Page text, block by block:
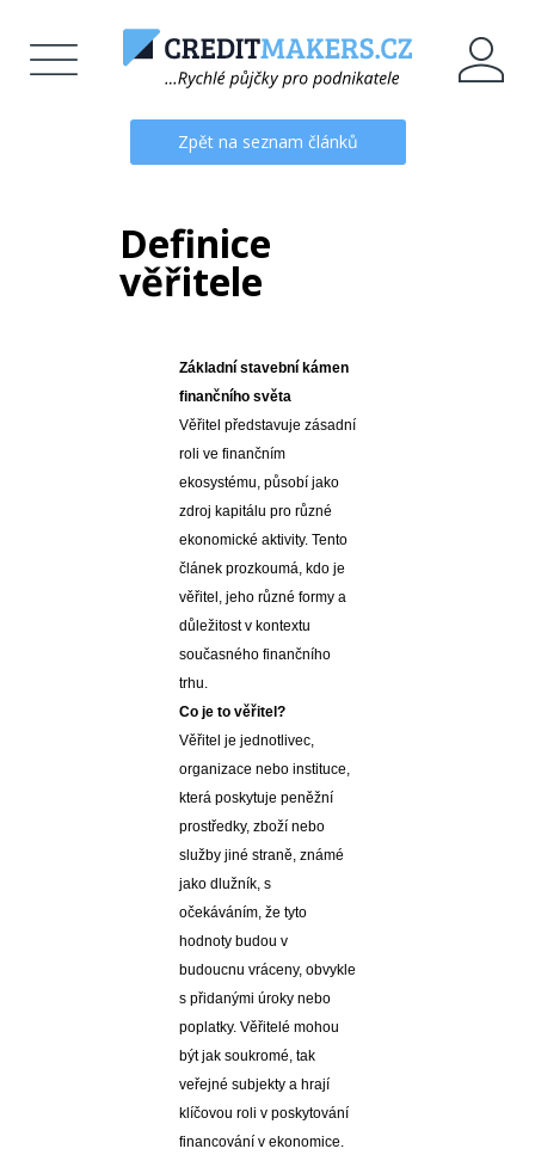
Zpět na seznam článků
Definice
věřitele
Základní stavební kámen
finančního světa
Věřitel představuje zásadní
roli ve finančním
ekosystému, působí jako
zdroj kapitálu pro různé
ekonomické aktivity. Tento
článek prozkoumá, kdo je
věřitel, jeho různé formy a
důležitost v kontextu
současného finančního
trhu.
Co je to věřitel?
Věřitel je jednotlivec,
organizace nebo instituce,
která poskytuje peněžní
prostředky, zboží nebo
služby jiné straně, známé
jako dlužník, s
očekáváním, že tyto
hodnoty budou v
budoucnu vráceny, obvykle
s přidanými úroky nebo
poplatky. Věřitelé mohou
být jak soukromé, tak
veřejné subjekty a hrají
klíčovou roli v poskytování
financování v ekonomice.